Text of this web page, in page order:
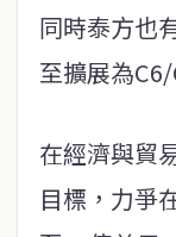
同時泰方也
至擴展為
在經濟與貿
目標，力爭